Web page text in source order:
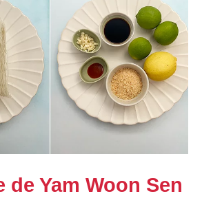
de Yam Woon Sen